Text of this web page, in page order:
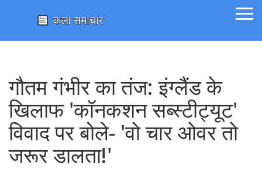
गौतम गंभीर का तंज: इंग्लैंड के
खिलाफ 'कॉनकशन सब्स्टीट्यूट'
विवाद पर बोले- 'वो चार ओवर तो
जरूर डालता!'